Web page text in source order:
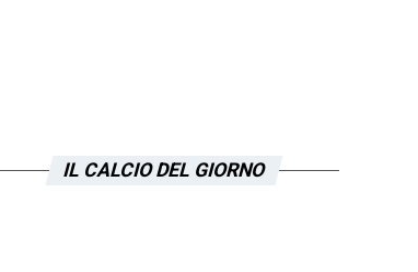
IL CALCIO DEL GIORNO